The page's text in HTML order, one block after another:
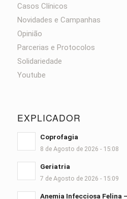
Casos Clínicos
Novidades e Campanhas
Opinião
Parcerias e Protocolos
Solidariedade
Youtube
EXPLICADOR
Coprofagia
8 de Agosto de 2026 - 15:08
Geriatria
7 de Agosto de 2026 - 15:09
Anemia Infecciosa Felina